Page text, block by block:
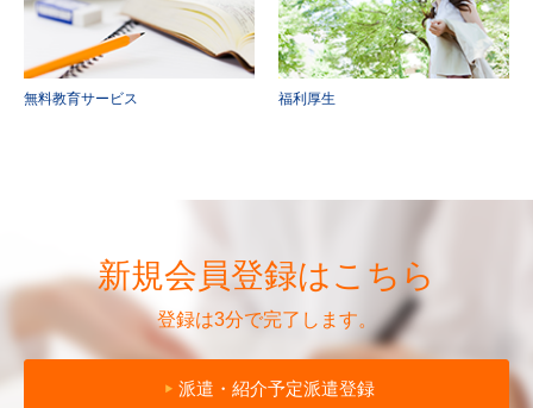
無料教育サービス 福利厚生
新規会員登録はこちら
登録は3分で完了します。
派遣・紹介予定派遣登録